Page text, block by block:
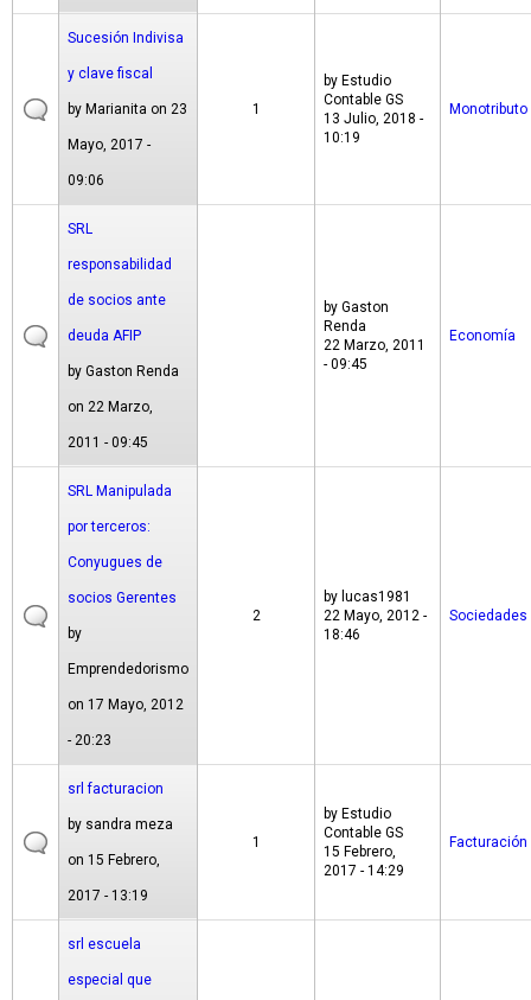
Sucesión Indivisa
y clave fiscal
by Marianita on 23
Mayo, 2017 -
09:06
1
by Estudio
Contable GS
13 Julio, 2018 -
10:19
Monotributo
SRL
responsabilidad
de socios ante
deuda AFIP
by Gaston Renda
on 22 Marzo,
2011 - 09:45
by Gaston
Renda
22 Marzo, 2011
- 09:45
Economía
SRL Manipulada
por terceros:
Conyugues de
socios Gerentes
by
Emprendedorismo
on 17 Mayo, 2012
- 20:23
2
by lucas1981
22 Mayo, 2012 -
18:46
Sociedades
srl facturacion
by sandra meza
on 15 Febrero,
2017 - 13:19
1
by Estudio
Contable GS
15 Febrero,
2017 - 14:29
Facturación
srl escuela
especial que